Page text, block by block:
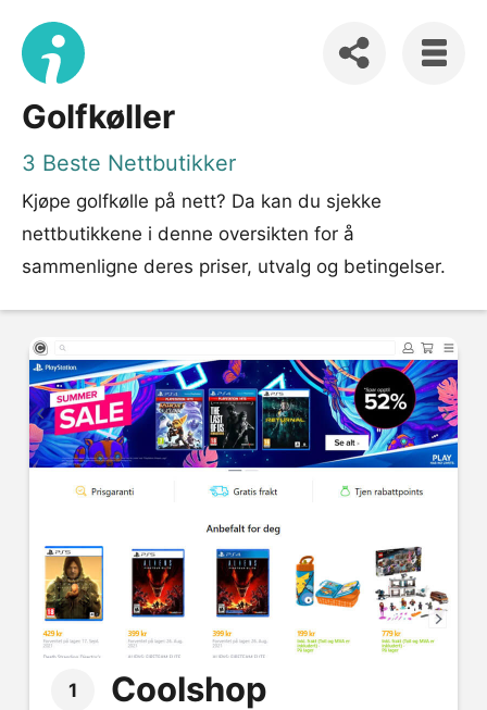
Golfkøller
3 Beste Nettbutikker
Kjøpe golfkølle på nett? Da kan du sjekke
nettbutikkene i denne oversikten for å
sammenligne deres priser, utvalg og betingelser.
1 Coolshop